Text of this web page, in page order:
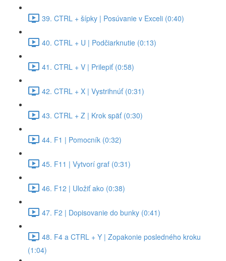
39. CTRL + šípky | Posúvanie v Exceli (0:40)
40. CTRL + U | Podčiarknutie (0:13)
41. CTRL + V | Prilepiť (0:58)
42. CTRL + X | Vystrihnúť (0:31)
43. CTRL + Z | Krok späť (0:30)
44. F1 | Pomocník (0:32)
45. F11 | Vytvorí graf (0:31)
46. F12 | Uložiť ako (0:38)
47. F2 | Dopisovanie do bunky (0:41)
48. F4 a CTRL + Y | Zopakonie posledného kroku
(1:04)